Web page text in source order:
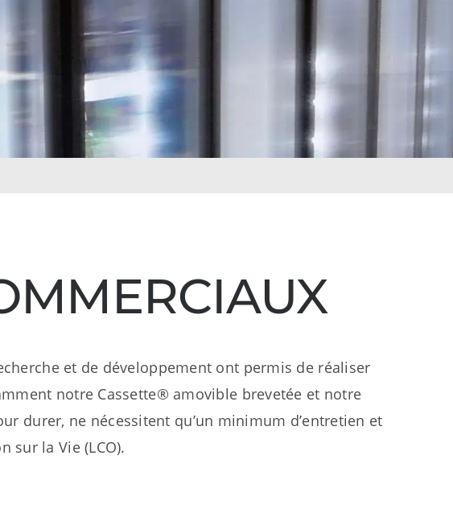
et de développement ont permis de réaliser
notre Cassette® amovible brevetée et notre
durer, ne nécessitent qu’un minimum d’entretien et
sur la Vie (LCO).